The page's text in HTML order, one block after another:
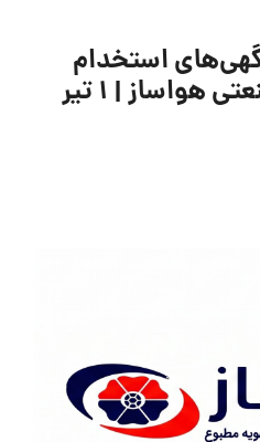
استخدام
شرکت تولیدی و صنعتی هواساز | ۱ تیر